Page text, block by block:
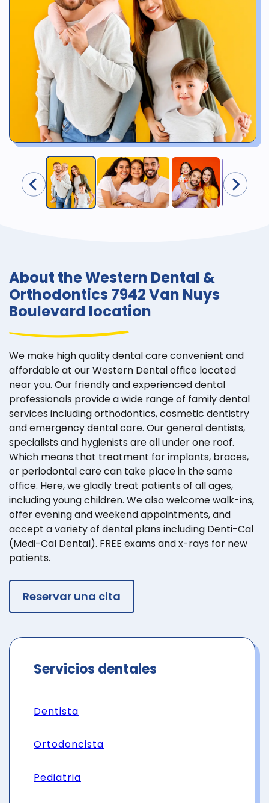
About the Western Dental &
Orthodontics 7942 Van Nuys
Boulevard location
We make high quality dental care convenient and
affordable at our Western Dental office located
near you. Our friendly and experienced dental
professionals provide a wide range of family dental
services including orthodontics, cosmetic dentistry
and emergency dental care. Our general dentists,
specialists and hygienists are all under one roof.
Which means that treatment for implants, braces,
or periodontal care can take place in the same
office. Here, we gladly treat patients of all ages,
including young children. We also welcome walk-ins,
offer evening and weekend appointments, and
accept a variety of dental plans including Denti-Cal
(Medi-Cal Dental). FREE exams and x-rays for new
patients.
Reservar una cita
Servicios dentales
Dentista
Ortodoncista
Pediatria